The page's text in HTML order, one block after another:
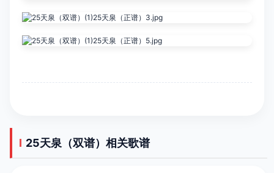
​25天泉（双谱）相关歌谱